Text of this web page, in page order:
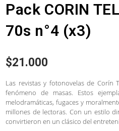
Pack CORIN
70s n°4 (x3)
$21.000
Las revistas y fotonovelas de
fenómeno de masas. Estos
melodramáticas, fugaces y
millones de lectoras. Con un estilo
convirtieron en un clásico del